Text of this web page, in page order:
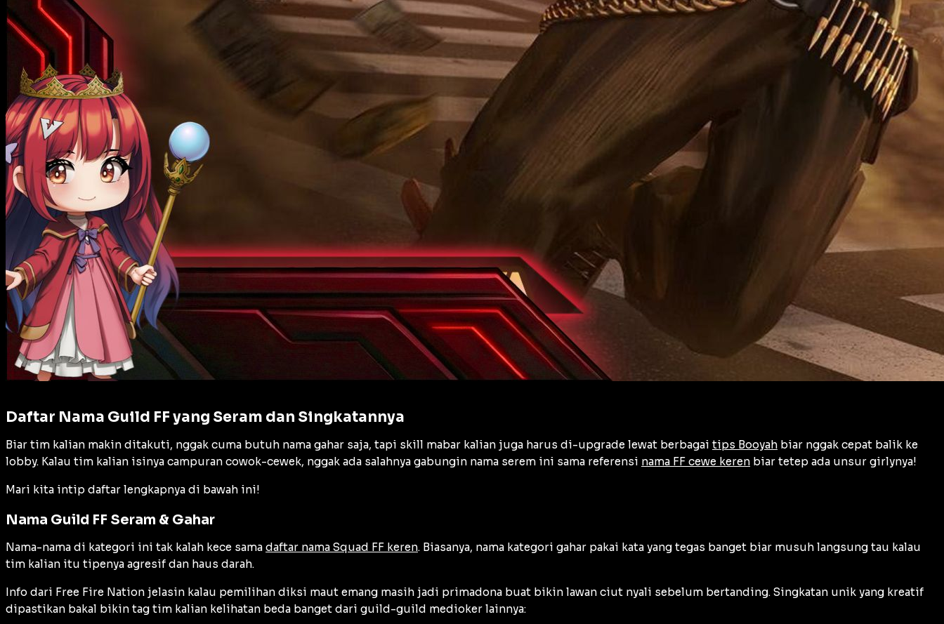
Daftar Nama Guild FF yang Seram dan Singkatannya
Biar tim kalian makin ditakuti, nggak cuma butuh nama gahar saja, tapi skill mabar kalian juga harus di-upgrade lewat berbagai tips Booyah biar nggak cepat balik ke
lobby. Kalau tim kalian isinya campuran cowok-cewek, nggak ada salahnya gabungin nama serem ini sama referensi nama FF cewe keren biar tetep ada unsur girlynya!
Mari kita intip daftar lengkapnya di bawah ini!
Nama Guild FF Seram & Gahar
Nama-nama di kategori ini tak kalah kece sama daftar nama Squad FF keren. Biasanya, nama kategori gahar pakai kata yang tegas banget biar musuh langsung tau kalau
tim kalian itu tipenya agresif dan haus darah.
Info dari Free Fire Nation jelasin kalau pemilihan diksi maut emang masih jadi primadona buat bikin lawan ciut nyali sebelum bertanding. Singkatan unik yang kreatif
dipastikan bakal bikin tag tim kalian kelihatan beda banget dari guild-guild medioker lainnya: